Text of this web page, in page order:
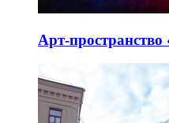
Арт-пространство